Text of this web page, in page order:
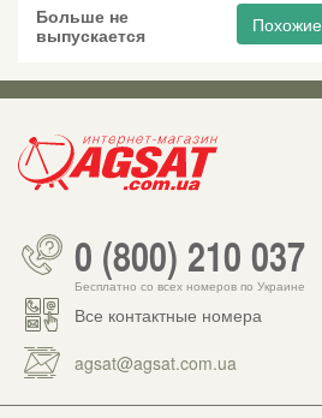
Больше не
выпускается
Похожие
0 (800) 210 037
Бесплатно со всех номеров по Украине
Все контактные номера
agsat@agsat.com.ua